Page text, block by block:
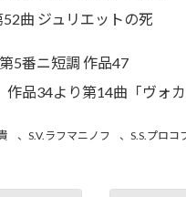
曲 ジュリエットの死
5番ニ短調 作品47
作品34より第14曲「ヴォ
、 S.V.ラフマニノフ 、 S.S.プロコ